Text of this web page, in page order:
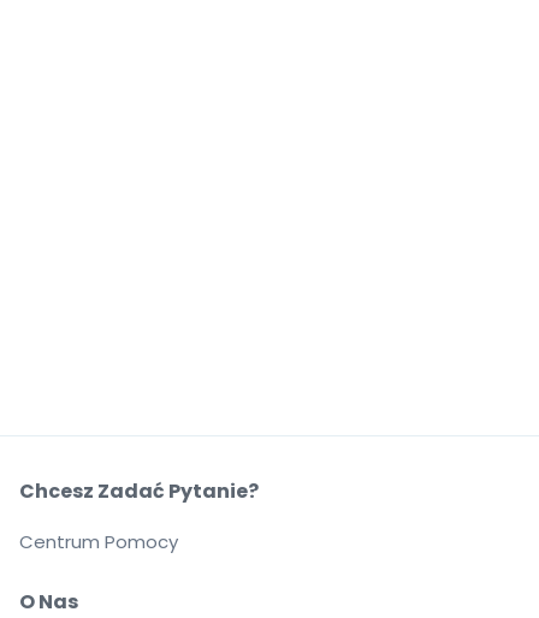
O Nas
Chcesz Zadać Pytanie?
Centrum Pomocy